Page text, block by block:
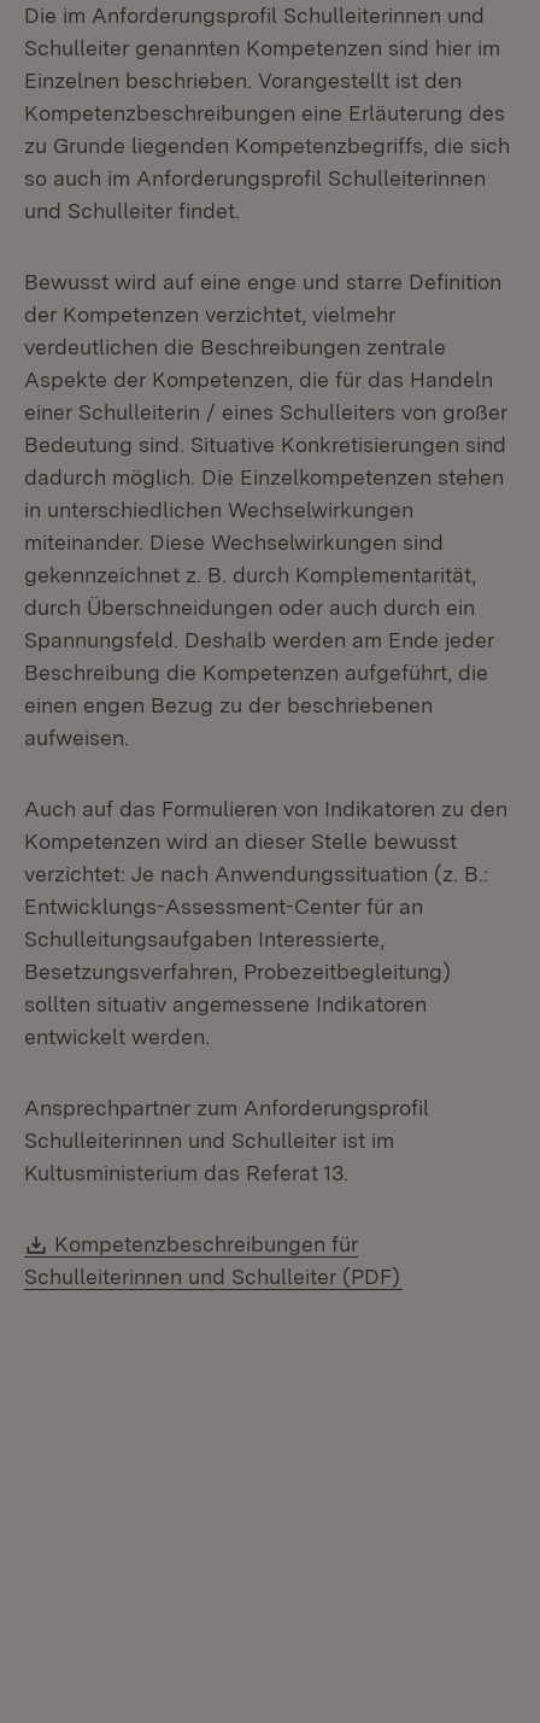
Die im Anforderungsprofil Schulleiterinnen und
Schulleiter genannten Kompetenzen sind hier im
Einzelnen beschrieben. Vorangestellt ist den
Kompetenzbeschreibungen eine Erläuterung des
zu Grunde liegenden Kompetenzbegriffs, die sich
so auch im Anforderungsprofil Schulleiterinnen
und Schulleiter findet.
Bewusst wird auf eine enge und starre Definition
der Kompetenzen verzichtet, vielmehr
verdeutlichen die Beschreibungen zentrale
Aspekte der Kompetenzen, die für das Handeln
einer Schulleiterin / eines Schulleiters von großer
Bedeutung sind. Situative Konkretisierungen sind
dadurch möglich. Die Einzelkompetenzen stehen
in unterschiedlichen Wechselwirkungen
miteinander. Diese Wechselwirkungen sind
gekennzeichnet z. B. durch Komplementarität,
durch Überschneidungen oder auch durch ein
Spannungsfeld. Deshalb werden am Ende jeder
Beschreibung die Kompetenzen aufgeführt, die
einen engen Bezug zu der beschriebenen
aufweisen.
Auch auf das Formulieren von Indikatoren zu den
Kompetenzen wird an dieser Stelle bewusst
verzichtet: Je nach Anwendungssituation (z. B.:
Entwicklungs-Assessment-Center für an
Schulleitungsaufgaben Interessierte,
Besetzungsverfahren, Probezeitbegleitung)
sollten situativ angemessene Indikatoren
entwickelt werden.
Ansprechpartner zum Anforderungsprofil
Schulleiterinnen und Schulleiter ist im
Kultusministerium das Referat 13.
Download:
Kompetenzbeschreibungen für
Schulleiterinnen und Schulleiter (PDF)